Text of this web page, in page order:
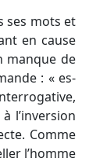
ses mots et
en cause
manque de
: « es-
l’inversion
Comme
l’homme